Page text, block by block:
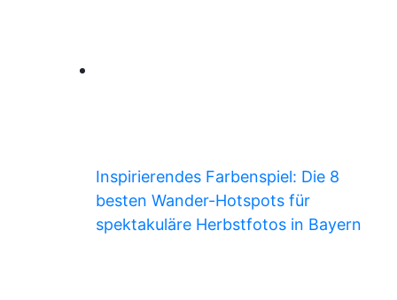
Inspirierendes Farbenspiel: Die 8
besten Wander-Hotspots für
spektakuläre Herbstfotos in Bayern